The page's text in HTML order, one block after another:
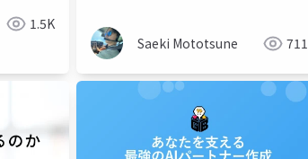
1.5K
Saeki Mototsune 711